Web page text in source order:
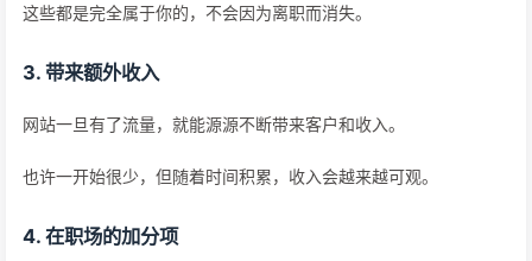
这些都是完全属于你的，不会因为离职而消失。
3. 带来额外收入
网站一旦有了流量，就能源源不断带来客户和收入。
也许一开始很少，但随着时间积累，收入会越来越可观。
4. 在职场的加分项